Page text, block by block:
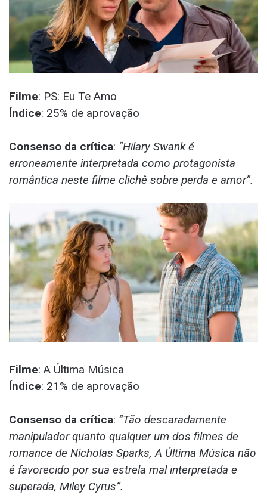
Filme: PS: Eu Te Amo
Índice: 25% de aprovação
Consenso da crítica: “Hilary Swank é
erroneamente interpretada como protagonista
romântica neste filme clichê sobre perda e amor”.
Filme: A Última Música
Índice: 21% de aprovação
Consenso da crítica: “Tão descaradamente
manipulador quanto qualquer um dos filmes de
romance de Nicholas Sparks, A Última Música não
é favorecido por sua estrela mal interpretada e
superada, Miley Cyrus”.